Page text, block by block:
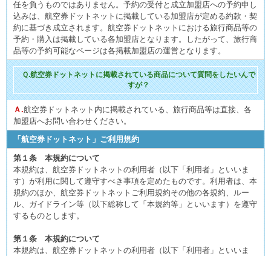
任を負うものではありません。予約の受付と成立加盟店への予約申し
込みは、航空券ドットネットに掲載している加盟店が定める約款・契
約に基づき成立されます。航空券ドットネットにおける旅行商品等の
予約・購入は掲載している各加盟店となります。したがって、旅行商
品等の予約可能なページは各掲載加盟店の運営となります。
Ｑ.航空券ドットネットに掲載されている商品について質問をしたいんで
すが？
Ａ.航空券ドットネット内に掲載されている、旅行商品等は直接、各
加盟店へお問い合わせください。
「航空券ドットネット」ご利用規約
第１条 本規約について
本規約は、航空券ドットネットの利用者（以下「利用者」といいま
す）が利用に関して遵守すべき事項を定めたものです。利用者は、本
規約のほか、航空券ドットネットご利用規約その他の各規約、ルー
ル、ガイドライン等（以下総称して「本規約等」といいます）を遵守
するものとします。
第１条 本規約について
本規約は、航空券ドットネットの利用者（以下「利用者」といいま